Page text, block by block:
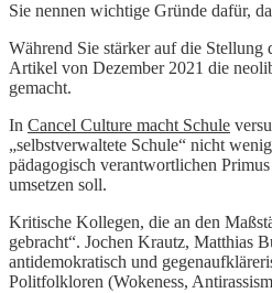
Sie nennen wichtige Gründe dafür,
Während Sie stärker auf die
Artikel von Dezember 2021 die
gemacht.
In Cancel Culture macht Schule
„selbstverwaltete Schule“ nicht
pädagogisch verantwortlichen
umsetzen soll.
Kritische Kollegen, die an den
gebracht“. Jochen Krautz, Matthias
antidemokratisch und
Politfolkloren (Wokeness,